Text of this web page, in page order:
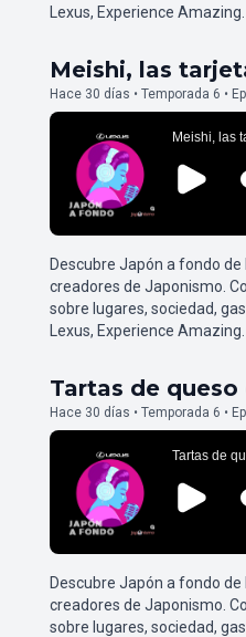
Lexus, Experience Amazing.
Meishi, las
Hace 30 días • Temporada 6 •
Descubre Japón a fondo
creadores de Japonismo.
sobre lugares, sociedad,
Lexus, Experience Amazing.
Tartas de queso
Hace 30 días • Temporada 6 •
Descubre Japón a fondo
creadores de Japonismo.
sobre lugares, sociedad,